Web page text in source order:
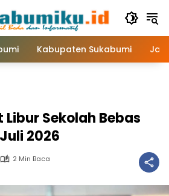
Kabupaten Sukabumi
Sekolah Bebas
2026
2 Min Baca